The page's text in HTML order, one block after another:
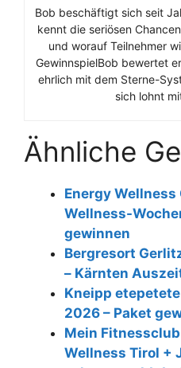
Bob beschäftigt sich seit
kennt die seriösen
und worauf Teilnehmer
GewinnspielBob bewertet
ehrlich mit dem Sterne-
sich lohnt
Ähnliche
Energy
Wellness-
gewinnen
Bergresort
– Kärnten
Kneipp
2026 – Paket
Mein
Wellness Tirol +